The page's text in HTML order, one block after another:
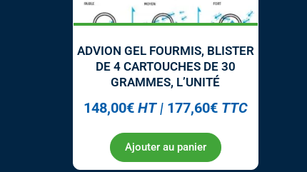
ADVION GEL FOURMIS, BLISTER
DE 4 CARTOUCHES DE 30
GRAMMES, L’UNITÉ
148,00€ HT | 177,60€ TTC
Ajouter au panier